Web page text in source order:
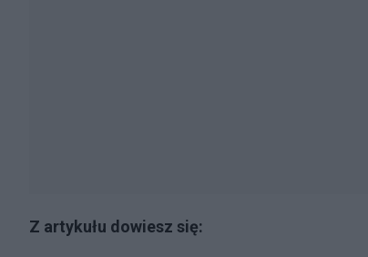
Z artykułu dowiesz się: